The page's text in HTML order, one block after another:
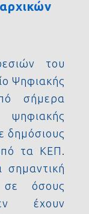
του
Ψηφιακής
σήμερα
δημόσιους
τα ΚΕΠ.
σημαντική
σε όσους
έχουν